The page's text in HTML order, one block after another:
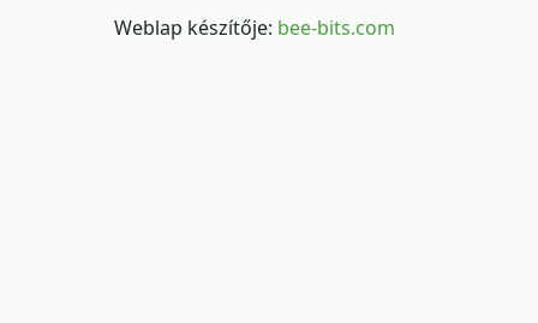
Weblap készítője: bee-bits.com